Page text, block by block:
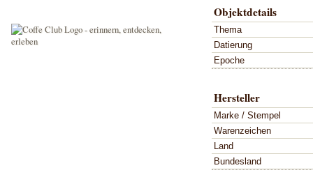
Objektdetails
Thema
Datierung
Epoche
Hersteller
Marke / Stempel
Warenzeichen
Land
Bundesland